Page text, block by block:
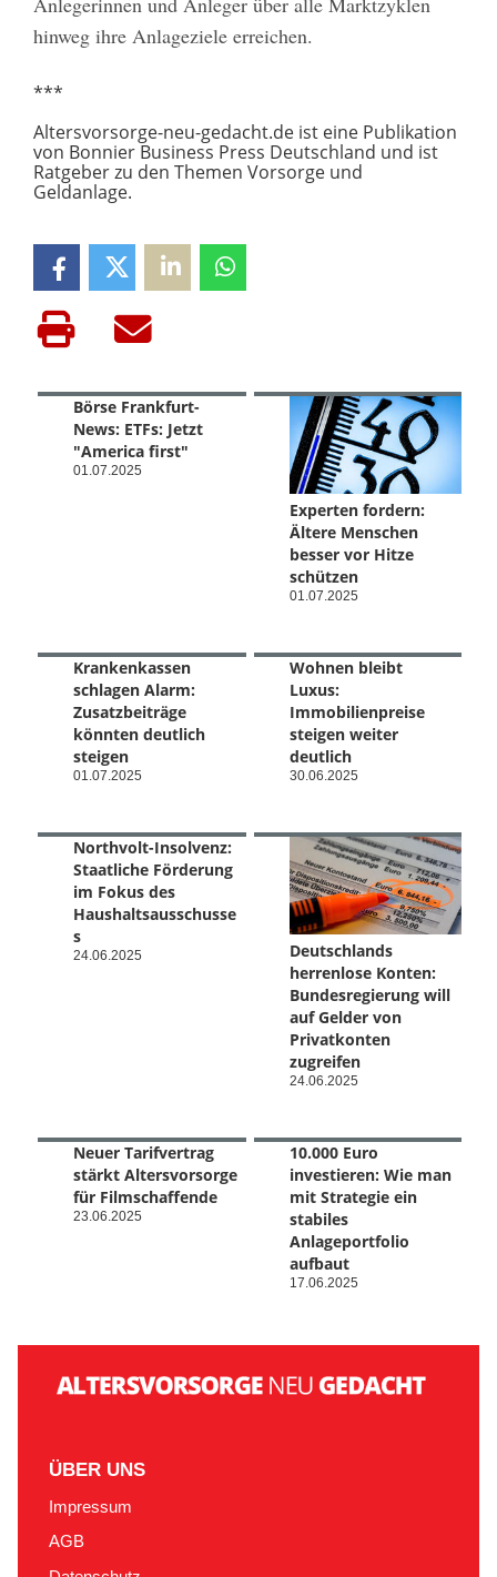
hinweg ihre Anlageziele erreichen.
***
Altersvorsorge-neu-gedacht.de ist eine Publikation
von Bonnier Business Press Deutschland und ist
Ratgeber zu den Themen Vorsorge und
Geldanlage.
Börse Frankfurt-
News: ETFs: Jetzt
"America first"
01.07.2025
Experten fordern:
Ältere Menschen
besser vor Hitze
schützen
01.07.2025
Krankenkassen
schlagen Alarm:
Zusatzbeiträge
könnten deutlich
steigen
01.07.2025
Wohnen bleibt
Luxus:
Immobilienpreise
steigen weiter
deutlich
30.06.2025
Northvolt-Insolvenz:
Staatliche Förderung
im Fokus des
Haushaltsausschusse
s
24.06.2025
Deutschlands
herrenlose Konten:
Bundesregierung will
auf Gelder von
Privatkonten
zugreifen
24.06.2025
Neuer Tarifvertrag
stärkt Altersvorsorge
für Filmschaffende
23.06.2025
10.000 Euro
investieren: Wie man
mit Strategie ein
stabiles
Anlageportfolio
aufbaut
17.06.2025
ÜBER UNS
Impressum
AGB